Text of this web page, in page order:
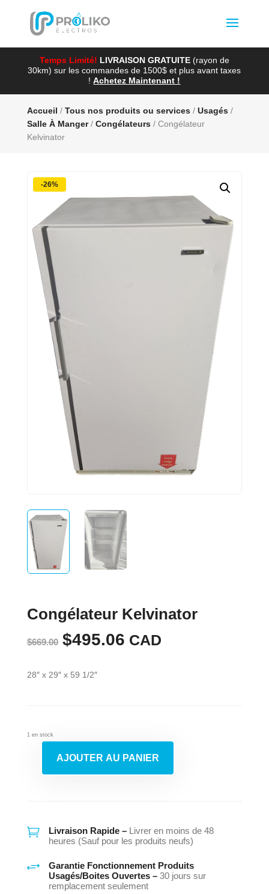
Temps Limité! LIVRAISON GRATUITE (rayon de
30km) sur les commandes de 1500$ et plus avant taxes
!Achetez Maintenant !
Accueil / Tous nos produits ou services/ Usagés/
Salle À Manger/ Congélateurs/ Congélateur
Kelvinator
-26%
Congélateur Kelvinator
$669.00 Le
initial
$495.06Le
CAD
28″ x 29″ x 59 1/2″
1 en stock
AJOUTER AU PANIER
 Livraison Rapide – Livrer en moins de 48
heures (Sauf pour les produits neufs)
+
Garantie Fonctionnement Produits
Usagés/Boites Ouvertes – 30 jours sur
remplacement seulement